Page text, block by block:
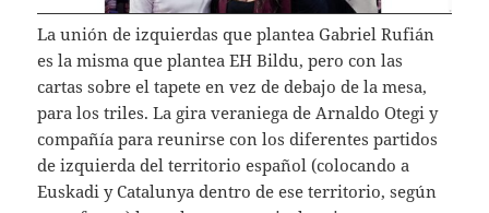
La unión de izquierdas que plantea Gabriel Rufián
es la misma que plantea EH Bildu, pero con las
cartas sobre el tapete en vez de debajo de la mesa,
para los triles. La gira veraniega de Arnaldo Otegi y
compañía para reunirse con los diferentes partidos
de izquierda del territorio español (colocando a
Euskadi y Catalunya dentro de ese territorio, según